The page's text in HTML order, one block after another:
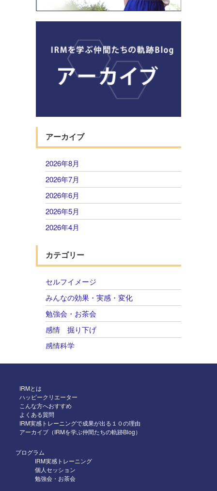
アーカイブ
2026年8月
2026年7月
2026年6月
2026年5月
2026年4月
2026年2月
2025年12月
2025年11月
2025年10月
2025年9月
2025年5月
2025年4月
2025年3月
2025年1月
2024年12月
カテゴリー
セルフイメージ
みんなの効果・実感・変化
勉強会・お茶会
感情 掘り下げ
感情科学
自己肯定感 感情のコントロール
IRMとは
ハッピークリエーター
こんな方へおすすめ
よくある質問
IRM実感トレーニングで成果が出る１０の理由
アーカイブ（IRMを学ぶ仲間たちの軌跡Blog）
プログラム
IRM実感トレーニング
個人セッション
勉強会・お茶会